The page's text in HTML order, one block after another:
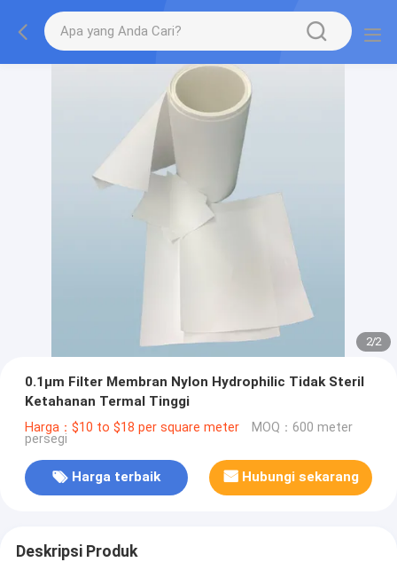
2/2
0.1μm Filter Membran Nylon Hydrophilic Tidak Steril
Ketahanan Termal Tinggi
Harga：$10 to $18 per square meter MOQ：600 meter
persegi
Harga terbaik Hubungi sekarang
Deskripsi Produk